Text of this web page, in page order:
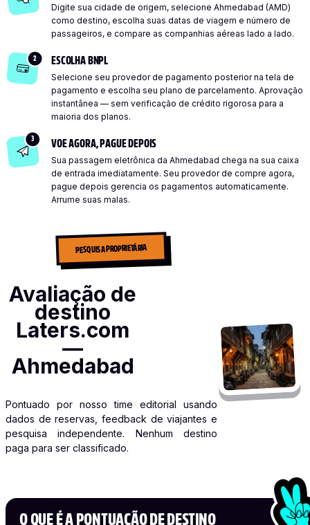
Digite sua cidade de origem, selecione Ahmedabad (AMD)
como destino, escolha suas datas de viagem e número de
passageiros, e compare as companhias aéreas lado a lado.
2 ESCOLHA BNPL
Selecione seu provedor de pagamento posterior na tela de
pagamento e escolha seu plano de parcelamento. Aprovação
instantânea — sem verificação de crédito rigorosa para a
maioria dos planos.
3 VOE AGORA, PAGUE DEPOIS
Sua passagem eletrônica da Ahmedabad chega na sua caixa
de entrada imediatamente. Seu provedor de compre agora,
pague depois gerencia os pagamentos automaticamente.
Arrume suas malas.
PESQUISA PROPRIETÁRIA
Avaliação de
destino
Laters.com
—
Ahmedabad
Pontuado por nosso time editorial usando
dados de reservas, feedback de viajantes e
pesquisa independente. Nenhum destino
paga para ser classificado.
O QUE É A PONTUAÇÃO DE DESTINO